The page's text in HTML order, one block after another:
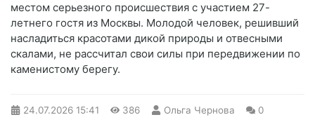
местом серьезного происшествия с участием 27-
летнего гостя из Москвы. Молодой человек, решивший
насладиться красотами дикой природы и отвесными
скалами, не рассчитал свои силы при передвижении по
каменистому берегу.
24.07.2026 15:41 386 Ольга Чернова 0